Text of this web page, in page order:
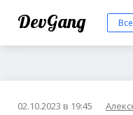
DevGang Все
02.10.2023 в 19:45